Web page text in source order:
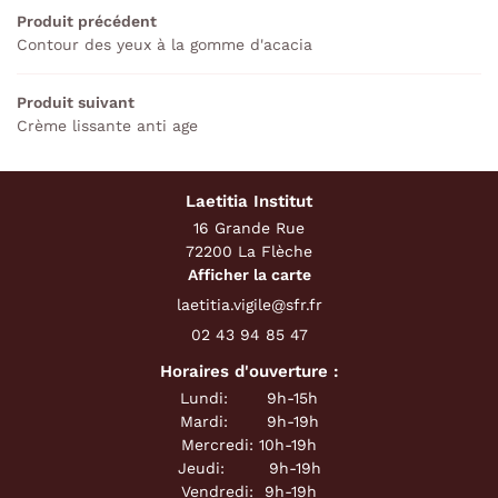
AVIS
Produit précédent
Contour des yeux à la gomme d'acacia
Produit suivant
Crème lissante anti age
Laetitia Institut
16 Grande Rue
72200 La Flèche
Afficher la carte
02 43 94 85 47
Horaires d'ouverture :
Lundi: 9h-15h
Mardi: 9h-19h
Mercredi: 10h-19h
Jeudi: 9h-19h
Vendredi: 9h-19h